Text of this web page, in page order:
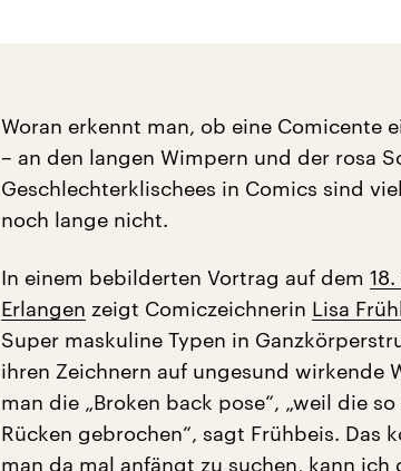
Woran erkennt man, ob eine Comicente
– an den langen Wimpern und der rosa
Geschlechterklischees in Comics sind
noch lange nicht.
In einem bebilderten Vortrag auf dem
Erlangen zeigt Comiczeichnerin Lisa
Super maskuline Typen in
ihren Zeichnern auf ungesund wirkende
man die „Broken back pose“, „weil die
Rücken gebrochen“, sagt Frühbeis. Das
man da mal anfängt zu suchen, kann